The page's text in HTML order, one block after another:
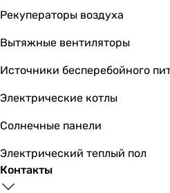
Режимы работы и температуры
охлаждение и обогрев,
охлаждение и обогрев,
вентиляция, охлаждение и
охлаждение и обогрев,
вентиляция, осушение,
вентиляция, осушение,
охлаждение и обогрев,
Рекуператоры воздуха
Вытяжные вентиляторы
Источники бесперебойного
Электрические котлы
Солнечные панели
Электрический теплый пол
Контакты